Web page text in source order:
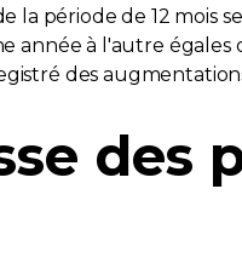
période de 12 mois
année à l'autre égales
des
des